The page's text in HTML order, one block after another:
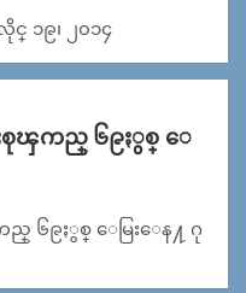
င္ ၁၉၊ ၂၀၁၄
န္းစုၾကည္ ၆၉ႏွစ္ ေ
ကည္ ၆၉ႏွစ္ ေမြးေန႔ ဂု